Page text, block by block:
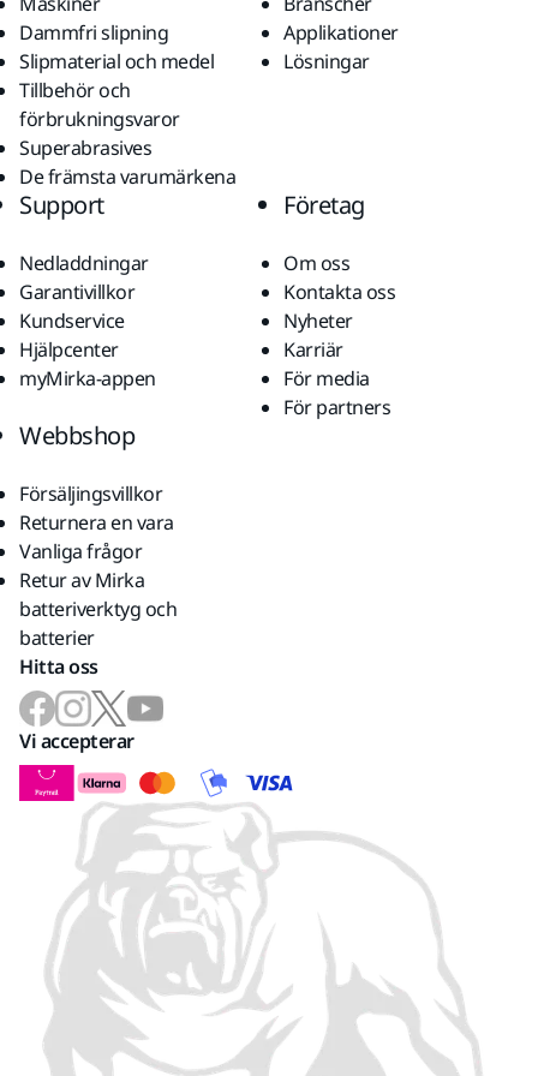
Dammfri slipning
Slipmaterial och medel
Tillbehör och
förbrukningsvaror
Superabrasives
De främsta varumärkena
Applikationer
Lösningar
Support
Nedladdningar
Garantivillkor
Kundservice
Hjälpcenter
myMirka-appen
Företag
Om oss
Kontakta oss
Nyheter
Karriär
För media
För partners
Webbshop
Försäljingsvillkor
Returnera en vara
Vanliga frågor
Retur av Mirka
batteriverktyg och
batterier
Hitta oss
Vi accepterar